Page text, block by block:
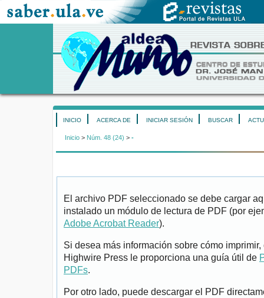
INICIO ACERCA DE INICIAR SESIÓN BUSCAR
Inicio > Núm. 48 (24) > -
El archivo PDF seleccionado se debe cargar
instalado un módulo de lectura de PDF (por
Adobe Acrobat Reader).
Si desea más información sobre cómo
Highwire Press le proporciona una guía útil de
PDFs.
Por otro lado, puede descargar el PDF